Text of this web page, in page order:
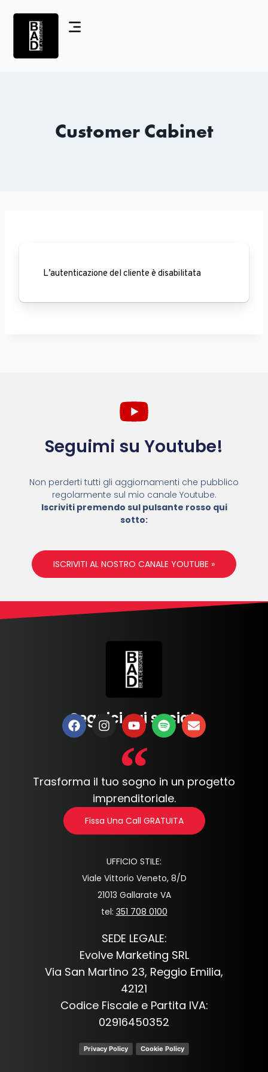
Customer Cabinet
L’autenticazione del cliente è disabilitata
Seguimi su Youtube!
Non perderti tutti gli aggiornamenti che pubblico
regolarmente sul mio canale Youtube.
Iscriviti premendo sul pulsante rosso qui
sotto:
ISCRIVITI AL NOSTRO CANALE YOUTUBE »
Seguici sui social:
Trasforma il tuo sogno in un progetto
imprenditoriale.
Fissa Una Call GRATUITA
UFFICIO STILE:
Viale Vittorio Veneto, 8/D
21013 Gallarate VA
tel: 351 708 0100
SEDE LEGALE:
Evolve Marketing SRL
Via San Martino 23, Reggio Emilia,
42121
Codice Fiscale e Partita IVA:
02916450352
Privacy Policy Cookie Policy